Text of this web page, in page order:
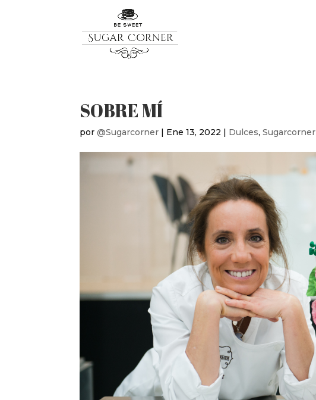
SOBRE MÍ
por@Sugarcorner | Ene 13, 2022 | Dulces,Sugarcorner